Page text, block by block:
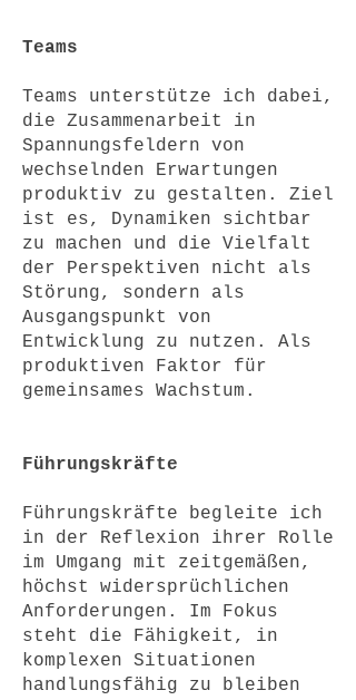
Teams
Teams unterstütze ich dabei,
die Zusammenarbeit in
Spannungsfeldern von
wechselnden Erwartungen
produktiv zu gestalten. Ziel
ist es, Dynamiken sichtbar
zu machen und die Vielfalt
der Perspektiven nicht als
Störung, sondern als
Ausgangspunkt von
Entwicklung zu nutzen. Als
produktiven Faktor für
gemeinsames Wachstum.
Führungskräfte
Führungskräfte begleite ich
in der Reflexion ihrer Rolle
im Umgang mit zeitgemäßen,
höchst widersprüchlichen
Anforderungen. Im Fokus
steht die Fähigkeit, in
komplexen Situationen
handlungsfähig zu bleiben